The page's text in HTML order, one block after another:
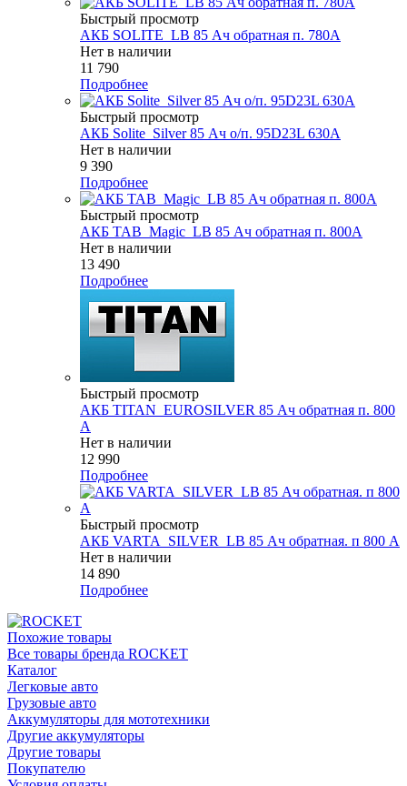
Быстрый просмотр
АКБ SOLITE_LB 85 Ач обратная п. 780А
Нет в наличии
11 790
Подробнее
Быстрый просмотр
АКБ Solite_Silver 85 Ач о/п. 95D23L 630А
Нет в наличии
9 390
Подробнее
Быстрый просмотр
АКБ TAB_Magic_LB 85 Ач обратная п. 800А
Нет в наличии
13 490
Подробнее
Быстрый просмотр
АКБ TITAN_EUROSILVER 85 Ач обратная п. 800
А
Нет в наличии
12 990
Подробнее
Быстрый просмотр
АКБ VARTA_SILVER_LB 85 Ач обратная. п 800 А
Нет в наличии
14 890
Подробнее
Похожие товары
Все товары бренда ROCKET
Каталог
Легковые авто
Грузовые авто
Аккумуляторы для мототехники
Другие аккумуляторы
Другие товары
Покупателю